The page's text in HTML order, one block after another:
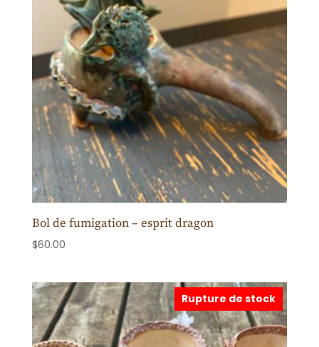
Bol de fumigation – esprit dragon
$60.00
Rupture de stock